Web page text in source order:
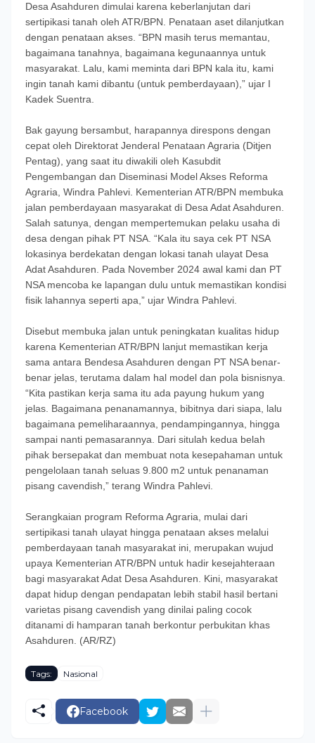
Desa Asahduren dimulai karena keberlanjutan dari
sertipikasi tanah oleh ATR/BPN. Penataan aset dilanjutkan
dengan penataan akses. “BPN masih terus memantau,
bagaimana tanahnya, bagaimana kegunaannya untuk
masyarakat. Lalu, kami meminta dari BPN kala itu, kami
ingin tanah kami dibantu (untuk pemberdayaan),” ujar I
Kadek Suentra.
Bak gayung bersambut, harapannya direspons dengan
cepat oleh Direktorat Jenderal Penataan Agraria (Ditjen
Pentag), yang saat itu diwakili oleh Kasubdit
Pengembangan dan Diseminasi Model Akses Reforma
Agraria, Windra Pahlevi. Kementerian ATR/BPN membuka
jalan pemberdayaan masyarakat di Desa Adat Asahduren.
Salah satunya, dengan mempertemukan pelaku usaha di
desa dengan pihak PT NSA. “Kala itu saya cek PT NSA
lokasinya berdekatan dengan lokasi tanah ulayat Desa
Adat Asahduren. Pada November 2024 awal kami dan PT
NSA mencoba ke lapangan dulu untuk memastikan kondisi
fisik lahannya seperti apa,” ujar Windra Pahlevi.
Disebut membuka jalan untuk peningkatan kualitas hidup
karena Kementerian ATR/BPN lanjut memastikan kerja
sama antara Bendesa Asahduren dengan PT NSA benar-
benar jelas, terutama dalam hal model dan pola bisnisnya.
“Kita pastikan kerja sama itu ada payung hukum yang
jelas. Bagaimana penanamannya, bibitnya dari siapa, lalu
bagaimana pemeliharaannya, pendampingannya, hingga
sampai nanti pemasarannya. Dari situlah kedua belah
pihak bersepakat dan membuat nota kesepahaman untuk
pengelolaan tanah seluas 9.800 m2 untuk penanaman
pisang cavendish,” terang Windra Pahlevi.
Serangkaian program Reforma Agraria, mulai dari
sertipikasi tanah ulayat hingga penataan akses melalui
pemberdayaan tanah masyarakat ini, merupakan wujud
upaya Kementerian ATR/BPN untuk hadir kesejahteraan
bagi masyarakat Adat Desa Asahduren. Kini, masyarakat
dapat hidup dengan pendapatan lebih stabil hasil bertani
varietas pisang cavendish yang dinilai paling cocok
ditanami di hamparan tanah berkontur perbukitan khas
Asahduren. (AR/RZ)
Tags: Nasional
Facebook